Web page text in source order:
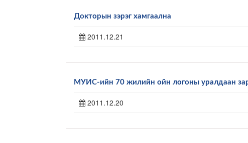
Докторын зэрэг хамгаална
2011.12.21
МУИС-ийн 70 жилийн ойн логоны уралдаан
2011.12.20